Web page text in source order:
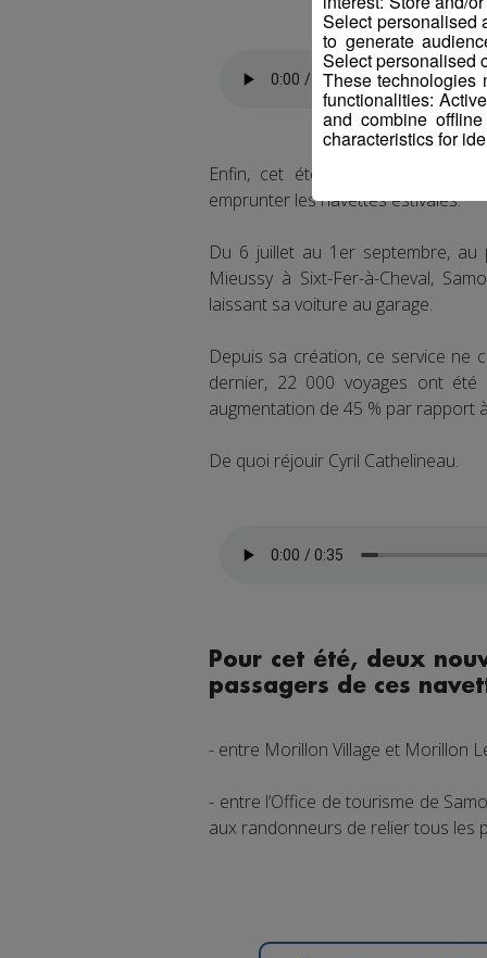
Enfin, cet été encore, les
emprunter les navettes estivales.
Du 6 juillet au 1er septembre,
Mieussy à Sixt-Fer-à-Cheval,
laissant sa voiture au garage.
Depuis sa création, ce service ne
dernier, 22 000 voyages ont été
augmentation de 45 % par rapport
De quoi réjouir Cyril Cathelineau.
Pour cet été, deux
passagers de ces
- entre Morillon Village et Morillon
- entre l’Office de tourisme de
aux randonneurs de relier tous les
Select personalised
to generate
Select personalised
These technologies
functionalities:
and combine
characteristics for